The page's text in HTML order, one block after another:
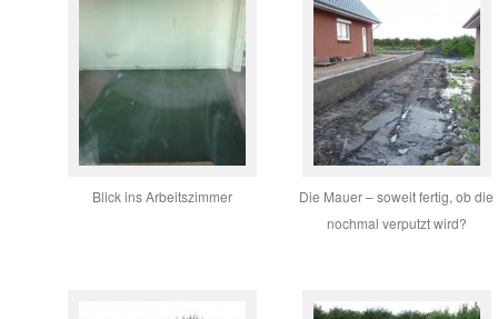
Blick ins Arbeitszimmer
Die Mauer – soweit fertig, ob die
nochmal verputzt wird?